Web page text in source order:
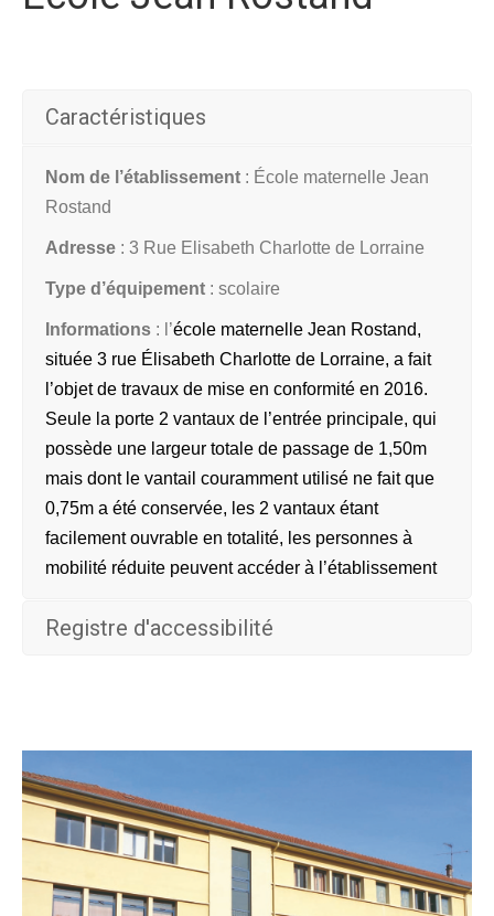
Caractéristiques
Nom de l’établissement : École maternelle Jean
Rostand
Adresse : 3 Rue Elisabeth Charlotte de Lorraine
Type d’équipement : scolaire
Informations : l’école maternelle Jean Rostand,
située 3 rue Élisabeth Charlotte de Lorraine, a fait
l’objet de travaux de mise en conformité en 2016.
Seule la porte 2 vantaux de l’entrée principale, qui
possède une largeur totale de passage de 1,50m
mais dont le vantail couramment utilisé ne fait que
0,75m a été conservée, les 2 vantaux étant
facilement ouvrable en totalité, les personnes à
mobilité réduite peuvent accéder à l’établissement
Registre d'accessibilité